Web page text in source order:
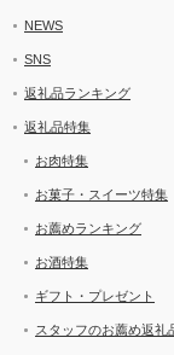
NEWS
SNS
返礼品ランキング
返礼品特集
お肉特集
お菓子・スイーツ特集
お薦めランキング
お酒特集
ギフト・プレゼント
スタッフのお薦め返礼